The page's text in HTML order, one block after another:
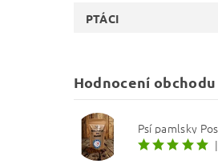
PTÁCI
Hodnocení obchodu
|